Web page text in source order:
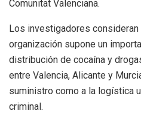
Comunitat Valenciana.
Los investigadores
organización supone un
distribución de cocaína y
entre Valencia, Alicante y
suministro como a la logística
criminal.